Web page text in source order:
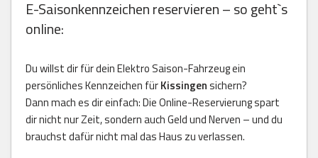
E-Saisonkennzeichen reservieren – so geht`s
online:
Du willst dir für dein Elektro Saison-Fahrzeug ein
persönliches Kennzeichen fürKissingensichern?
Dann mach es dir einfach: Die Online-Reservierung spart
dir nicht nur Zeit, sondern auch Geld und Nerven – und du
brauchst dafür nicht mal das Haus zu verlassen.